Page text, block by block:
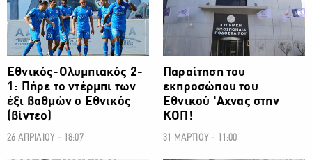
Εθνικός-Ολυμπιακός 2-
1: Πήρε το ντέρμπι των
έξι βαθμών ο Εθνικός
(βίντεο)
26 ΑΠΡΙΛΙΟΥ - 18:07
Παραίτηση του
εκπροσώπου του
Εθνικού 'Αχνας στην
ΚΟΠ!
31 ΜΑΡΤΙΟΥ - 11:00